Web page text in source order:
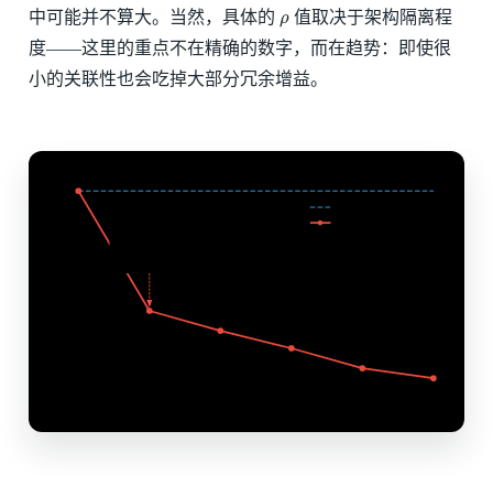
中可能并不算大。当然，具体的 ρ
ρ值取决于架构隔离程
度——这里的重点不在精确的数字，而在趋势：即使很
小的关联性也会吃掉大部分冗余增益。